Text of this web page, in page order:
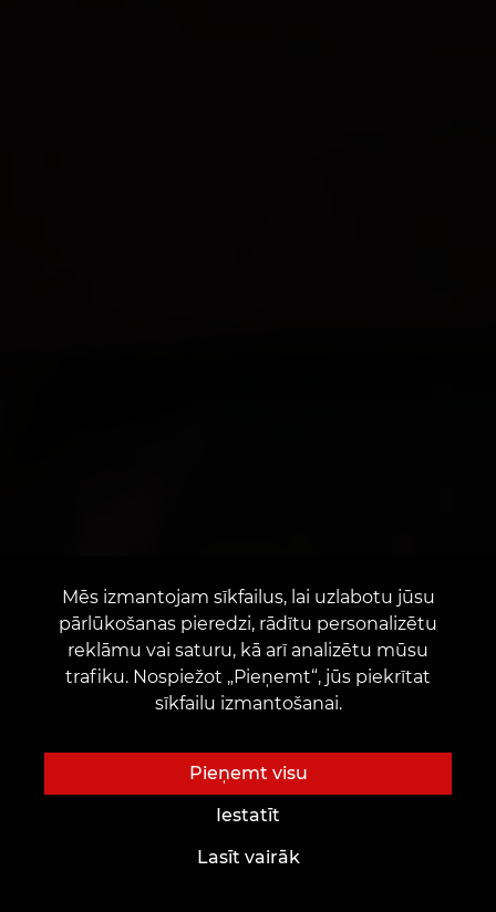
Mēs izmantojam sīkfailus, lai uzlabotu jūsu
pārlūkošanas pieredzi, rādītu personalizētu
reklāmu vai saturu, kā arī analizētu mūsu
trafiku. Nospiežot „Pieņemt“, jūs piekrītat
sīkfailu izmantošanai.
Pieņemt visu
Iestatīt
Lasīt vairāk